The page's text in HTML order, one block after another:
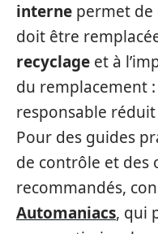
interne permet
doit être
recyclage et à
du remplacement
responsable
Pour des guides
de contrôle et des
recommandés,
Automaniacs, qui